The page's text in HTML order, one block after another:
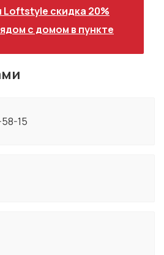
Loftstyle скидка 20%
с домом в пункте
15